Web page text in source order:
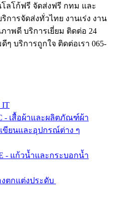
ลโก้ฟรี จัดส่งฟรี กทม และ
ารจัดส่งทั่วไทย งานเร่ง งาน
พดี บริการเยี่ยม ติดต่อ 24
บริการถูกใจ ติดต่อเรา 065-
IT
- เสื้อผ้าและผลิตภัณฑ์ผ้า
เขียนและอุปกรณ์ต่าง ๆ
- แก้วน้ำและกระบอกน้ำ
งตกแต่งประดับ